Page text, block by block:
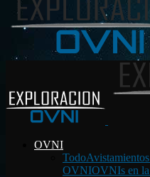
OVNI
Todo
OVNIOVNIs en la